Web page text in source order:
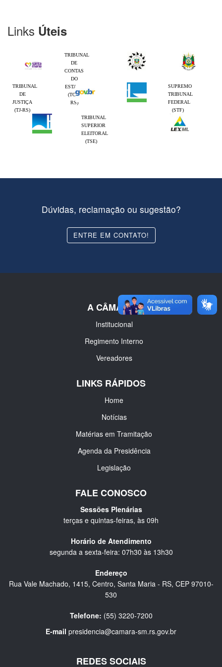
Links Úteis
TRIBUNAL
DE
CONTAS
DO
ESTADO
(TCE-
RS)
TRIBUNAL
DE
JUSTIÇA
(TJ-RS)
SUPREMO
TRIBUNAL
FEDERAL
(STF)
TRIBUNAL
SUPERIOR
ELEITORAL
(TSE)
Dúvidas, reclamação ou sugestão?
ENTRE EM CONTATO!
A CÂMARA
Institucional
Regimento Interno
Vereadores
LINKS RÁPIDOS
Home
Notícias
Matérias em Tramitação
Agenda da Presidência
Legislação
FALE CONOSCO
Sessões Plenárias
terças e quintas-feiras, às 09h
Horário de Atendimento
segunda a sexta-feira: 07h30 às 13h30
Endereço
Rua Vale Machado, 1415, Centro, Santa Maria - RS, CEP 97010-
530
Telefone: (55) 3220-7200
E-mail presidencia@camara-sm.rs.gov.br
REDES SOCIAIS